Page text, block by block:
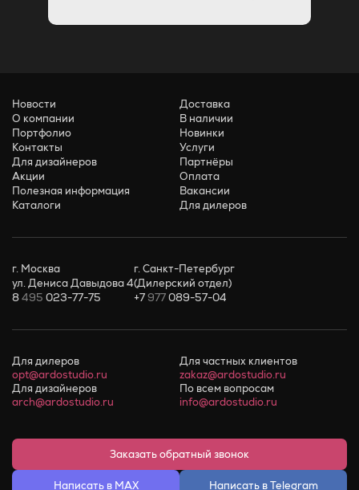
Новости
О компании
Портфолио
Контакты
Для дизайнеров
Акции
Полезная информация
Каталоги
Доставка
В наличии
Новинки
Услуги
Партнёры
Оплата
Вакансии
Для дилеров
г. Москва
ул. Дениса Давыдова 4
8495 023-77-75
г. Санкт-Петербург
(Дилерский отдел)
+7977089-57-04
Для дилеров
opt@ardostudio.ru
Для частных клиентов
zakaz@ardostudio.ru
Для дизайнеров
arch@ardostudio.ru
По всем вопросам
info@ardostudio.ru
Заказать обратный звонок
Написать в MAX Написать в Telegram